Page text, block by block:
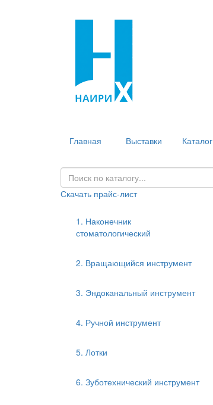
Главная Выставки Каталог
Скачать прайс-лист
1. Наконечник
стоматологический
2. Вращающийся инструмент
3. Эндоканальный инструмент
4. Ручной инструмент
5. Лотки
6. Зуботехнический инструмент